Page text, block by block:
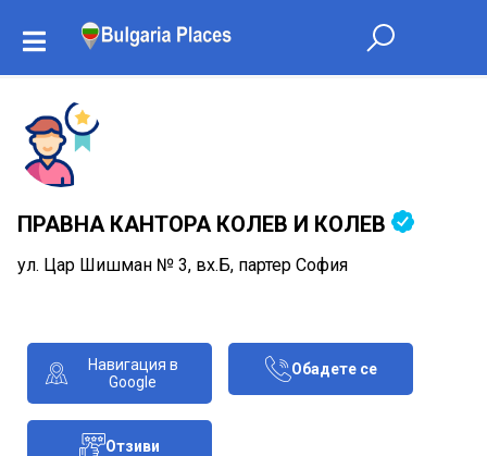
ПРАВНА КАНТОРА КОЛЕВ И КОЛЕВ
ул. Цар Шишман № 3, вх.Б, партер София
Навигация в
Google
Обадете се
Отзиви